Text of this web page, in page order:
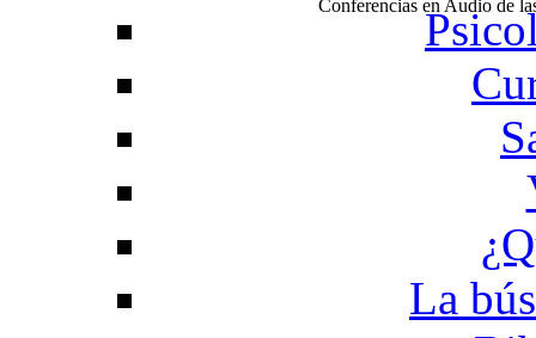
Conferencias en Audio de
La